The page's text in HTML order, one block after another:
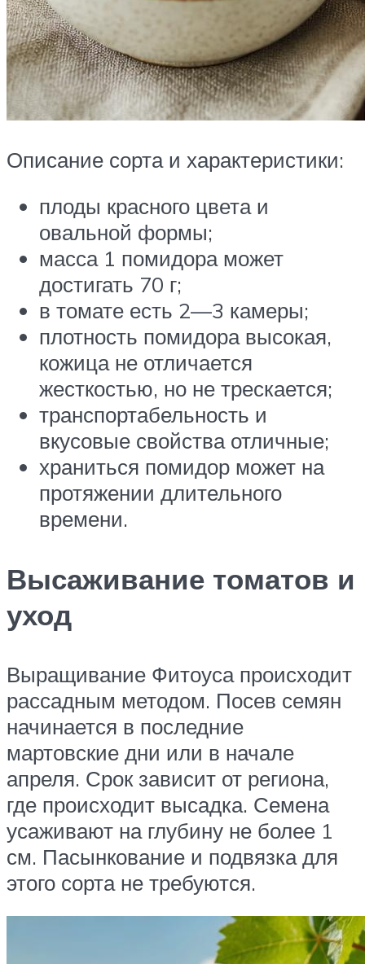
Описание сорта и характеристики:
плоды красного цвета и
овальной формы;
масса 1 помидора может
достигать 70 г;
в томате есть 2—3 камеры;
плотность помидора высокая,
кожица не отличается
жесткостью, но не трескается;
транспортабельность и
вкусовые свойства отличные;
храниться помидор может на
протяжении длительного
времени.
Высаживание томатов и
уход
Выращивание Фитоуса происходит
рассадным методом. Посев семян
начинается в последние
мартовские дни или в начале
апреля. Срок зависит от региона,
где происходит высадка. Семена
усаживают на глубину не более 1
см. Пасынкование и подвязка для
этого сорта не требуются.